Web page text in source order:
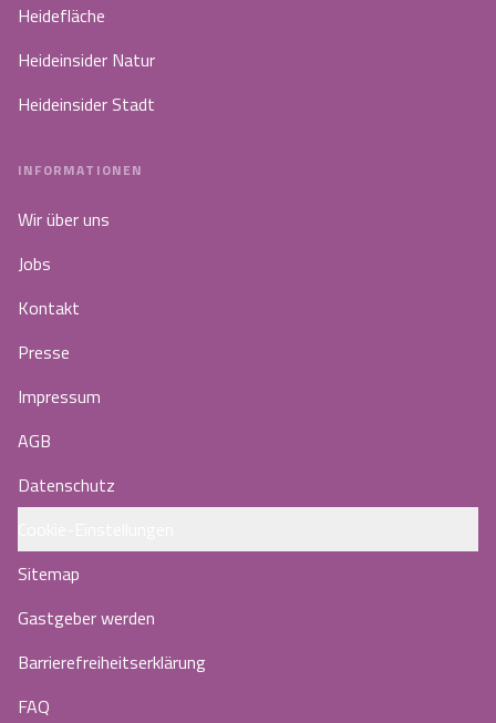
Heidefläche
Heideinsider Natur
Heideinsider Stadt
INFORMATIONEN
Wir über uns
Jobs
Kontakt
Presse
Impressum
AGB
Datenschutz
Sitemap
Gastgeber werden
Barrierefreiheitserklärung
FAQ